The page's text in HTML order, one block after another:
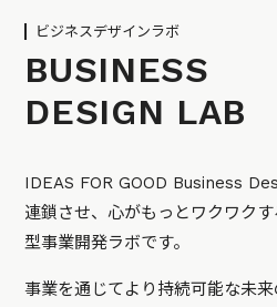
ビジネスデザインラボ
BUSINESS
DESIGN LAB
IDEAS FOR GOOD Business
連鎖させ、心がもっとワクワク
型事業開発ラボです。
事業を通じてより持続可能な未